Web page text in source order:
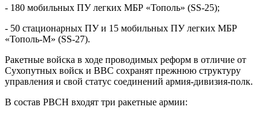
- 180 мобильных ПУ легких МБР «Тополь» (SS-25);
- 50 стационарных ПУ и 15 мобильных ПУ легких МБР
«Тополь-М» (SS-27).
Ракетные войска в ходе проводимых реформ в отличие от
Сухопутных войск и ВВС сохранят прежнюю структуру
управления и свой статус соединений армия-дивизия-полк.
В состав РВСН входят три ракетные армии: